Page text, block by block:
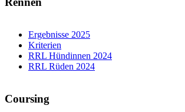
Ergebnisse 2025
Kriterien
RRL Hündinnen 2024
RRL Rüden 2024
Coursing